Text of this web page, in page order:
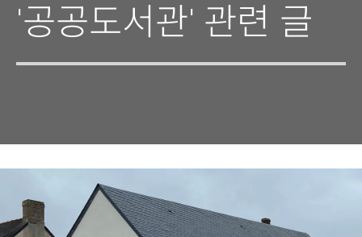
'공공도서관' 관련 글